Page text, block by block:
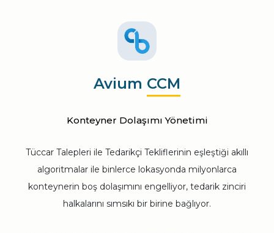
Avium CCM
Konteyner Dolaşımı Yönetimi
Tüccar Talepleri ile Tedarikçi Tekliflerinin eşleştiği akıllı
algoritmalar ile binlerce lokasyonda milyonlarca
konteynerin boş dolaşımını engelliyor, tedarik zinciri
halkalarını sımsıkı bir birine bağlıyor.